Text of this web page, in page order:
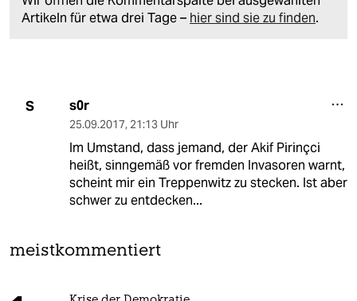
Artikeln für etwa drei Tage – hier sind sie zu finden.
S s0r
25.09.2017, 21:13 Uhr
Im Umstand, dass jemand, der Akif Pirinçci
heißt, sinngemäß vor fremden Invasoren warnt,
scheint mir ein Treppenwitz zu stecken. Ist aber
schwer zu entdecken...
meistkommentiert